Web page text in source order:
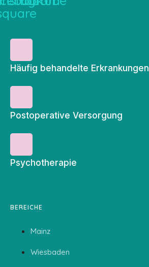
Häufig behandelte Erkrankungen
Postoperative Versorgung
Psychotherapie
BEREICHE
Mainz
Wiesbaden